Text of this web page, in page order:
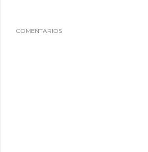
COMENTARIOS